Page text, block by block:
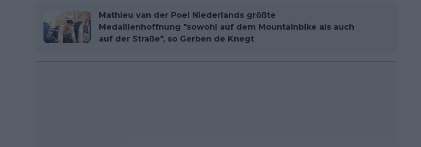
Mathieu van der Poel Niederlands größte
Medaillenhoffnung "sowohl auf dem Mountainbike als auch
auf der Straße", so Gerben de Knegt